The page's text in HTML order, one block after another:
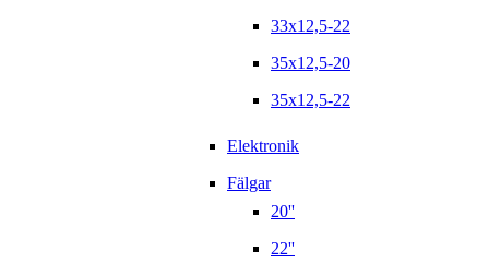
33x12,5-22
35x12,5-20
35x12,5-22
Elektronik
Fälgar
20''
22''